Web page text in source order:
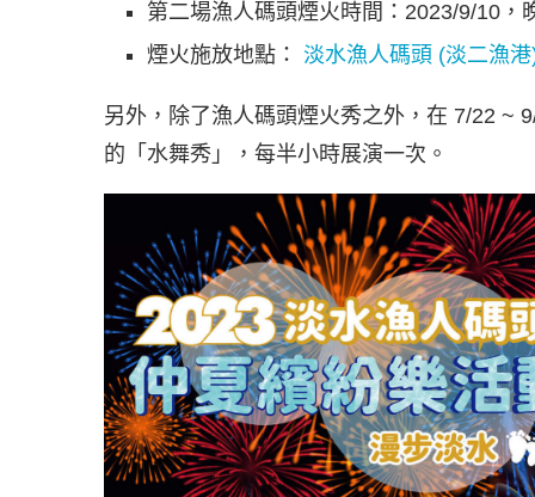
第二場漁人碼頭煙火時間：2023/9/10
煙火施放地點： 淡水漁人碼頭 (淡二漁
另外，除了漁人碼頭煙火秀之外，在 7/22 ~
的「水舞秀」，每半小時展演一次。